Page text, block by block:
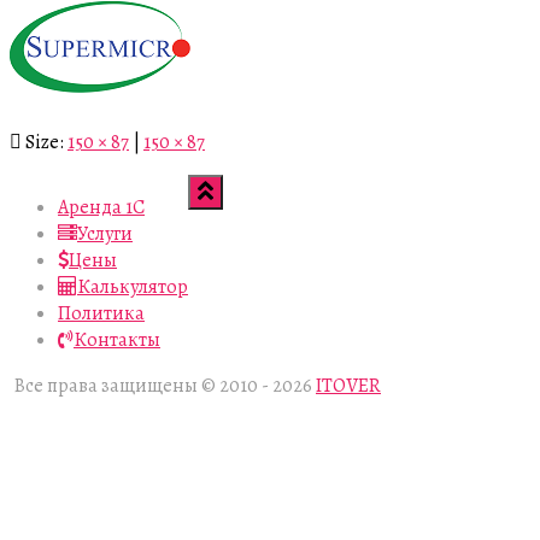
Size: 150 × 87 150 × 87
Аренда 1С
Услуги
Цены
Калькулятор
Политика
Контакты
Все права защищены © 2010 - 2026ITOVER